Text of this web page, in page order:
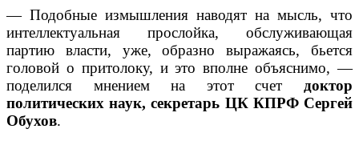
— Подобные измышления наводят на мысль, что
интеллектуальная прослойка, обслуживающая
партию власти, уже, образно выражаясь, бьется
головой о притолоку, и это вполне объяснимо, —
поделился мнением на этот счет доктор
политических наук, секретарь ЦК КПРФ Сергей
Обухов.